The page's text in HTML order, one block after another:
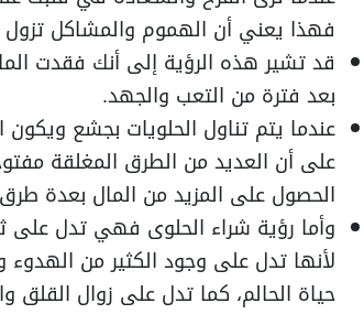
فهذا يعني أن الهموم والمشاكل
قد تشير هذه الرؤية إلى أنك فقدت
بعد فترة من التعب والجهد.
عندما يتم تناول الحلويات بجشع
على أن العديد من الطرق المغلقة
الحصول على المزيد من المال بعدة
وأما رؤية شراء الحلوى فهي تدل على
لأنها تدل على وجود الكثير من الهدوء
حياة الحالم، كما تدل على زوال القلق